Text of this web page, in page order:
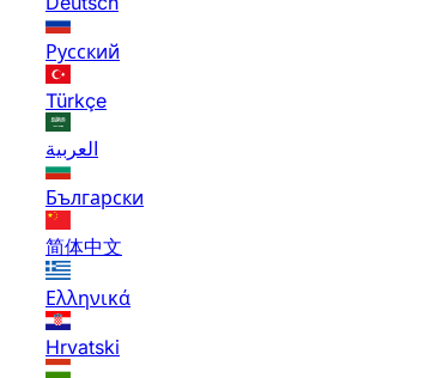
Русский
Türkçe
العربية
Български
简体中文
Ελληνικά
Hrvatski